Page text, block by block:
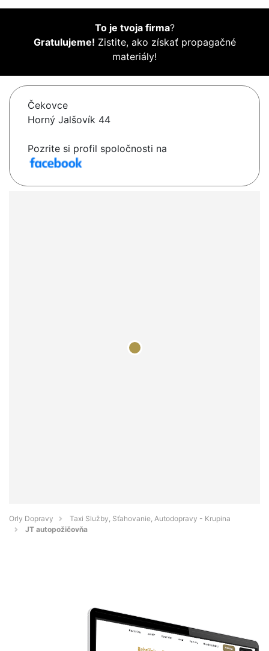
To je tvoja firma?
Gratulujeme! Zistite, ako získať propagačné
materiály!
Čekovce
Horný Jalšovík 44
Pozrite si profil spoločnosti na
Orly Dopravy
Taxi Služby, Sťahovanie, Autodopravy - Krupina
JT autopožičovňa